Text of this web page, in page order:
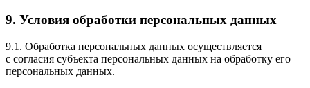
9. Условия обработки персональных данных
9.1. Обработка персональных данных осуществляется
с согласия субъекта персональных данных на обработку его
персональных данных.